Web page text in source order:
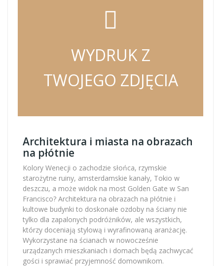
WYDRUK Z
TWOJEGO ZDJĘCIA
Architektura i miasta na obrazach
na płótnie
Kolory Wenecji o zachodzie słońca, rzymskie
starożytne ruiny, amsterdamskie kanały, Tokio w
deszczu, a może widok na most Golden Gate w San
Francisco? Architektura na obrazach na płótnie i
kultowe budynki to doskonałe ozdoby na ściany nie
tylko dla zapalonych podróżników, ale wszystkich,
którzy doceniają stylową i wyrafinowaną aranżację.
Wykorzystane na ścianach w nowocześnie
urządzanych mieszkaniach i domach będą zachwycać
gości i sprawiać przyjemność domownikom.